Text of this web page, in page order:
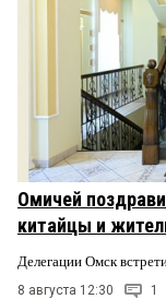
Омичей
китайцы и
Делегации Омск
8 августа 12:30 1